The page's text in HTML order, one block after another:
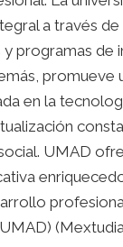
a través
programas de
promueve
en la
UMAD